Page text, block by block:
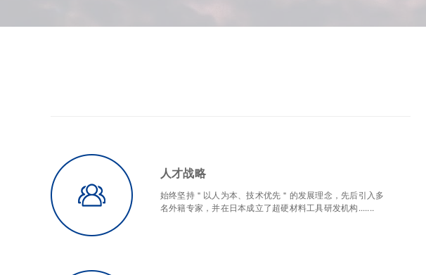
人才战略
始终坚持＂以人为本、技术优先＂的发展理念，先后引入多
名外籍专家，并在日本成立了超硬材料工具研发机构.......